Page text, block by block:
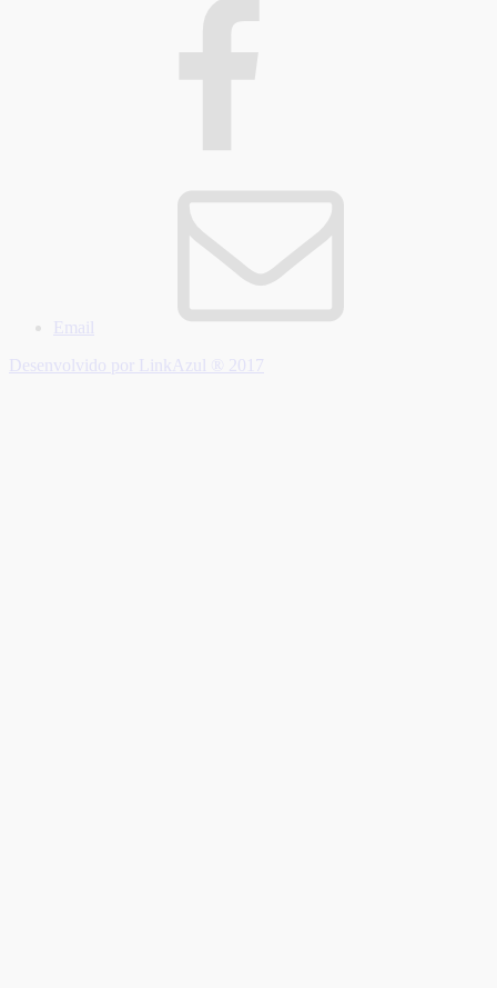
Email
Desenvolvido por LinkAzul ® 2017